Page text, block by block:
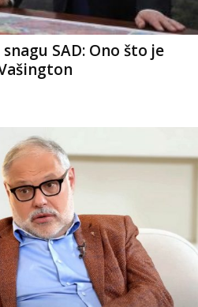
SAD: Ono što je